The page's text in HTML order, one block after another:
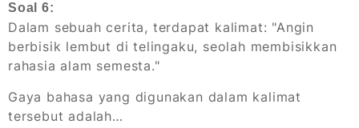
Soal 6:
Dalam sebuah cerita, terdapat kalimat: "Angin
berbisik lembut di telingaku, seolah membisikkan
rahasia alam semesta."
Gaya bahasa yang digunakan dalam kalimat
tersebut adalah…